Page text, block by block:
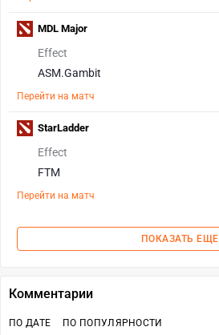
Effect
ASM.Gambit
Перейти на матч
MDL Major
Effect
FTM
Перейти на матч
StarLadder
ПОКАЗАТЬ ЕЩЕ
Комментарии
ПО ДАТЕ ПО ПОПУЛЯРНОСТИ